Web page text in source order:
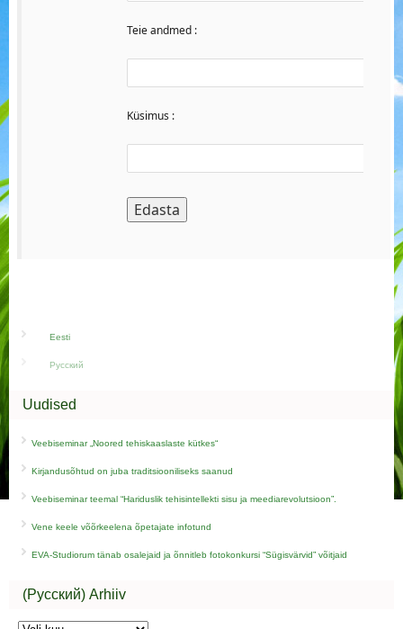
Teie andmed :
Küsimus :
Eesti
Русский
Uudised
Veebiseminar „Noored tehiskaaslaste kütkes“
Kirjandusõhtud on juba traditsiooniliseks saanud
Veebiseminar teemal “Hariduslik tehisintellekti sisu ja meediarevolutsioon”.
Vene keele võõrkeelena õpetajate infotund
EVA-Studiorum tänab osalejaid ja õnnitleb fotokonkursi “Sügisvärvid” võitjaid
(Русский) Arhiiv